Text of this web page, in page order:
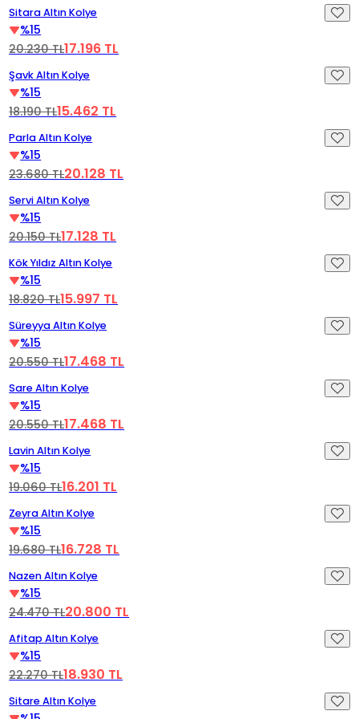
%15 İndirim
Yeni
Sitara Altın Kolye
%15
20.230 TL17.196 TL
%15 İndirim
Yeni
Şavk Altın Kolye
%15
18.190 TL15.462 TL
%15 İndirim
Yeni
Parla Altın Kolye
%15
23.680 TL20.128 TL
%15 İndirim
Yeni
Servi Altın Kolye
%15
20.150 TL17.128 TL
%15 İndirim
Kök Yıldız Altın Kolye
%15
18.820 TL15.997 TL
%15 İndirim
Yeni
Süreyya Altın Kolye
%15
20.550 TL17.468 TL
%15 İndirim
Yeni
Sare Altın Kolye
%15
20.550 TL17.468 TL
%15 İndirim
Yeni
Lavin Altın Kolye
%15
19.060 TL16.201 TL
%15 İndirim
Yeni
Zeyra Altın Kolye
%15
19.680 TL16.728 TL
%15 İndirim
Nazen Altın Kolye
%15
24.470 TL20.800 TL
%15 İndirim
Afitap Altın Kolye
%15
22.270 TL18.930 TL
%15 İndirim
Yeni
Sitare Altın Kolye